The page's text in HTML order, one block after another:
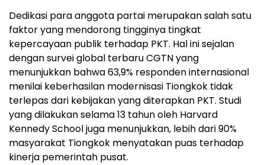
Dedikasi para anggota partai merupakan salah satu
faktor yang mendorong tingginya tingkat
kepercayaan publik terhadap PKT. Hal ini sejalan
dengan survei global terbaru CGTN yang
menunjukkan bahwa 63,9% responden internasional
menilai keberhasilan modernisasi Tiongkok tidak
terlepas dari kebijakan yang diterapkan PKT. Studi
yang dilakukan selama 13 tahun oleh Harvard
Kennedy School juga menunjukkan, lebih dari 90%
masyarakat Tiongkok menyatakan puas terhadap
kinerja pemerintah pusat.